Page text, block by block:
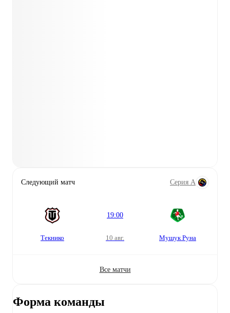
Следующий матч Серия А
Текнико
19:00
10 авг. Мушук Руна
Все матчи
Форма команды